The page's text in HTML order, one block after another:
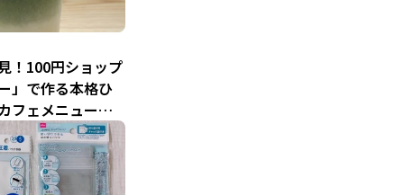
！100円ショップ
」で作る本格ひ
フェメニュー」4